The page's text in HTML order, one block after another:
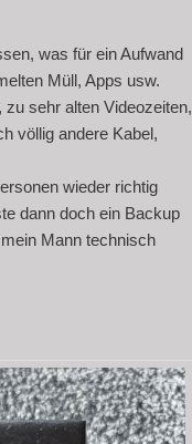
was für ein Aufwand
Müll, Apps usw.
sehr alten Videozeiten,
völlig andere Kabel,
wieder richtig
dann doch ein Backup
Mann technisch